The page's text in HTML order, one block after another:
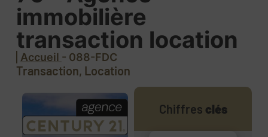
immobilière
transaction location
Accueil - 088-FDC
Transaction, Location
Chiffres clés